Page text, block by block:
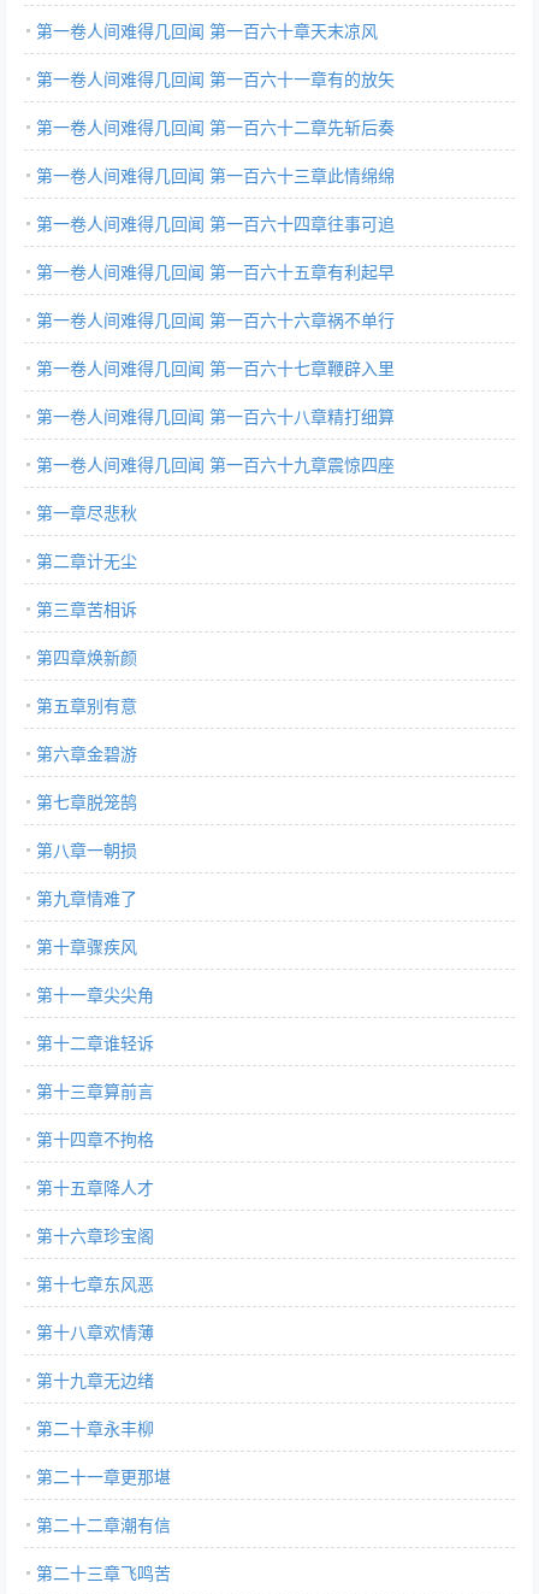
第一卷人间难得几回闻 第一百六十章天末凉风
第一卷人间难得几回闻 第一百六十一章有的放矢
第一卷人间难得几回闻 第一百六十二章先斩后奏
第一卷人间难得几回闻 第一百六十三章此情绵绵
第一卷人间难得几回闻 第一百六十四章往事可追
第一卷人间难得几回闻 第一百六十五章有利起早
第一卷人间难得几回闻 第一百六十六章祸不单行
第一卷人间难得几回闻 第一百六十七章鞭辟入里
第一卷人间难得几回闻 第一百六十八章精打细算
第一卷人间难得几回闻 第一百六十九章震惊四座
第一章尽悲秋
第二章计无尘
第三章苦相诉
第四章焕新颜
第五章别有意
第六章金碧游
第七章脱笼鹄
第八章一朝损
第九章情难了
第十章骤疾风
第十一章尖尖角
第十二章谁轻诉
第十三章算前言
第十四章不拘格
第十五章降人才
第十六章珍宝阁
第十七章东风恶
第十八章欢情薄
第十九章无边绪
第二十章永丰柳
第二十一章更那堪
第二十二章潮有信
第二十三章飞鸣苦